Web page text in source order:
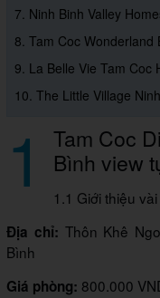
7. Ninh Binh Valley
8. Tam Coc Wonderland
9. La Belle Vie Tam Coc
10. The Little Village
1 Tam Coc
Bình view
1.1 Giới thiệu
Địa chỉ: Thôn Khê
Bình
Giá phòng: 800.000